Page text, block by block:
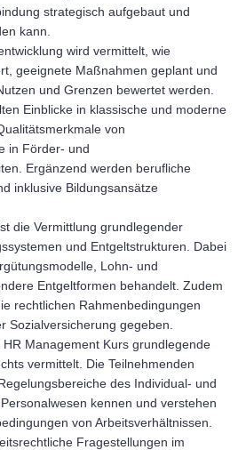
strategisch aufgebaut und
kann.
wird vermittelt, wie
geeignete Maßnahmen geplant und
und Grenzen bewertet werden.
Einblicke in klassische und moderne
von
in Förder- und
Ergänzend werden berufliche
inklusive Bildungsansätze
die Vermittlung grundlegender
und Entgeltstrukturen. Dabei
Lohn- und
Entgeltformen behandelt. Zudem
rechtlichen Rahmenbedingungen
Sozialversicherung gegeben.
Management Kurs grundlegende
vermittelt. Die Teilnehmenden
des Individual- und
kennen und verstehen
von Arbeitsverhältnissen.
Fragestellungen im